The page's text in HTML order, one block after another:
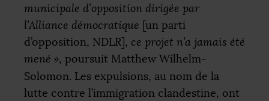
municipale d’opposition dirigée par
l’Alliance démocratique [un parti
d’opposition, NDLR], ce projet n’a jamais été
mené », poursuit Matthew Wilhelm-
Solomon. Les expulsions, au nom de la
lutte contre l’immigration clandestine, ont